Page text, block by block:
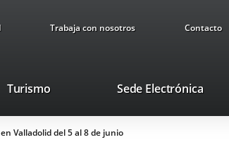
Trabaja con nosotros Contacto
TurismoEste
se
abrirá
Sede ElectrónicaEnlace
una
Valladolid del 5 al 8 de junio